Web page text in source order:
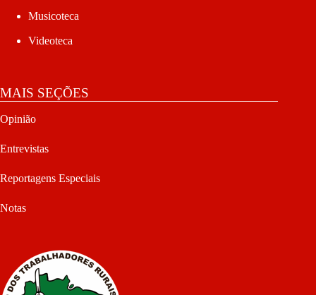
Musicoteca
Videoteca
MAIS SEÇÕES
Opinião
Entrevistas
Reportagens Especiais
Notas